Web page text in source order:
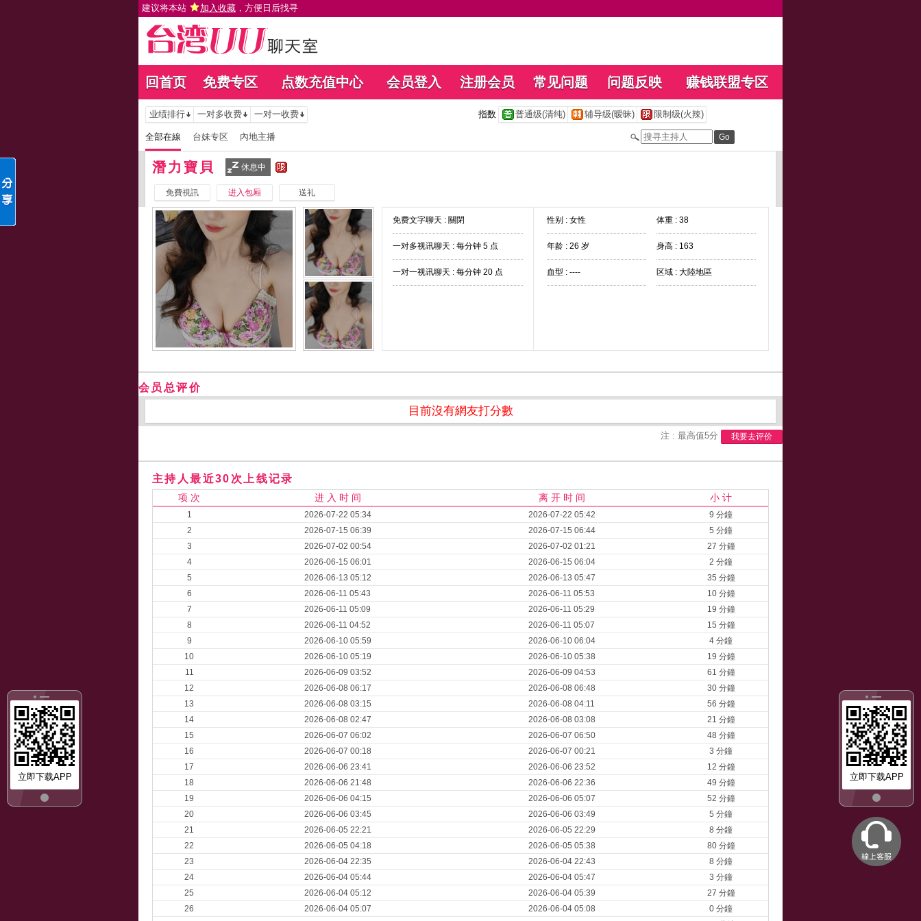
建议将本站 加入收藏 ，方便日后找寻
回首页 免费专区 点数充值中心 会员登入 注册会员 常见问题 问题反映 赚钱联盟专区
立即下载APP
立即下载APP
业绩排行 一对多收费 一对一收费 指数 普通级(清纯) 辅导级(暧昧) 限制级(火辣)
全部在線 台妹专区 內地主播
潛力寶貝 休息中
免費視訊 进入包厢 送礼
免费文字聊天 : 關閉
一对多视讯聊天 : 每分钟 5 点
一对一视讯聊天 : 每分钟 20 点
性别 : 女性 体重 : 38
年龄 : 26 岁 身高 : 163
血型 : ---- 区域 : 大陸地區
会员总评价
目前沒有網友打分數
注 : 最高值5分 我要去评价
主持人最近30次上线记录
项 次 进 入 时 间 离 开 时 间 小 计
1 2026-07-22 05:34 2026-07-22 05:42
9 分鐘
2
2026-07-15 06:39 2026-07-15 06:44
5 分鐘
3
2026-07-02 00:54 2026-07-02 01:21
27 分鐘
4
2026-06-15 06:01 2026-06-15 06:04
2 分鐘
5
2026-06-13 05:12 2026-06-13 05:47
35 分鐘
6
2026-06-11 05:43 2026-06-11 05:53
10 分鐘
7
2026-06-11 05:09 2026-06-11 05:29
19 分鐘
8
2026-06-11 04:52 2026-06-11 05:07
15 分鐘
9
2026-06-10 05:59 2026-06-10 06:04
4 分鐘
10
2026-06-10 05:19 2026-06-10 05:38
19 分鐘
11
2026-06-09 03:52 2026-06-09 04:53
61 分鐘
12
2026-06-08 06:17 2026-06-08 06:48
30 分鐘
13
2026-06-08 03:15 2026-06-08 04:11
56 分鐘
14
2026-06-08 02:47 2026-06-08 03:08
21 分鐘
15
2026-06-07 06:02 2026-06-07 06:50
48 分鐘
16
2026-06-07 00:18 2026-06-07 00:21
3 分鐘
17
2026-06-06 23:41 2026-06-06 23:52
12 分鐘
18
2026-06-06 21:48 2026-06-06 22:36
49 分鐘
19
2026-06-06 04:15 2026-06-06 05:07
52 分鐘
20
2026-06-06 03:45 2026-06-06 03:49
5 分鐘
21
2026-06-05 22:21 2026-06-05 22:29
8 分鐘
22
2026-06-05 04:18 2026-06-05 05:38
80 分鐘
23
2026-06-04 22:35 2026-06-04 22:43
8 分鐘
24
2026-06-04 05:44 2026-06-04 05:47
3 分鐘
25
2026-06-04 05:12 2026-06-04 05:39
27 分鐘
26
2026-06-04 05:07 2026-06-04 05:08
0 分鐘